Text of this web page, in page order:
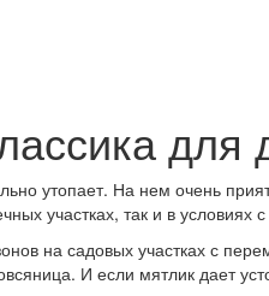
для
утопает. На нем очень
участках, так и в
на садовых участках с
И если мятлик дает